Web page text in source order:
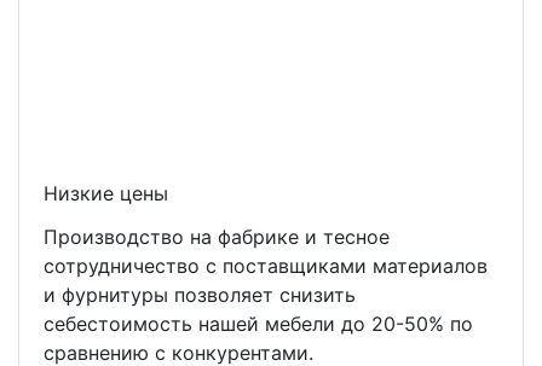
Низкие цены
Производство на фабрике и тесное
сотрудничество с поставщиками материалов
и фурнитуры позволяет снизить
себестоимость нашей мебели до 20-50% по
сравнению с конкурентами.